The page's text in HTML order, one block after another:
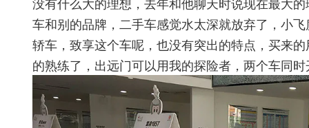
车和别的品牌，二手车感觉水太深就放弃了，小
轿车，致享这个车呢，也没有突出的特点，买来
的熟练了，出远门可以用我的探险者，两个车同